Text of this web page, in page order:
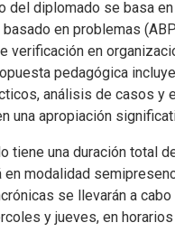
del diplomado se basa
en problemas
verificación en
pedagógica
análisis de casos y
una apropiación
tiene una duración total
en modalidad
se llevarán a
y jueves, en horarios